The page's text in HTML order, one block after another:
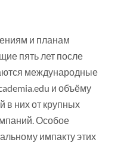
и планам
пять лет после
международные
и объёму
в них от крупных
Особое
импакту этих